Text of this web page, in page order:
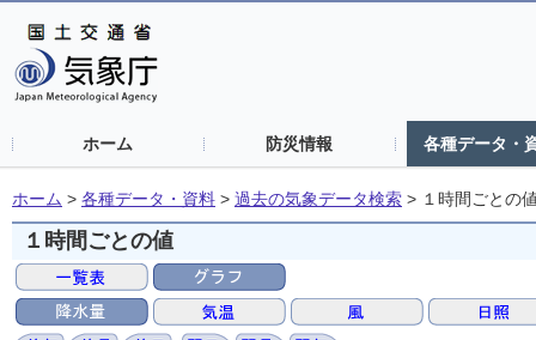
ホーム 防災情報 各種データ・
ホーム > 各種データ・資料 > 過去の気象データ検索 > １時間ごとの
１時間ごとの値